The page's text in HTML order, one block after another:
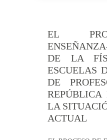
EL
DE LA
ESCUELAS
DE
LA
ACTUAL